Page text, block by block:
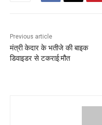
Previous article
मंत्री केदार के भतीजे की बाइक
डिवाइडर से टकराई:मौत